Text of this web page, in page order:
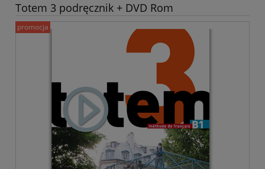
Totem 3 podręcznik + DVD Rom
promocja